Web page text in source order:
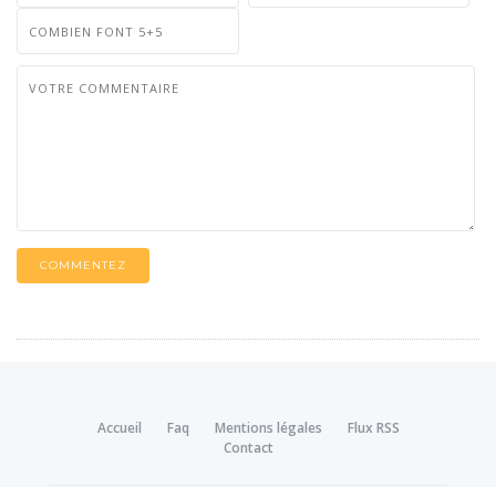
COMMENTEZ
Accueil Faq Mentions légales
Flux RSS
Contact